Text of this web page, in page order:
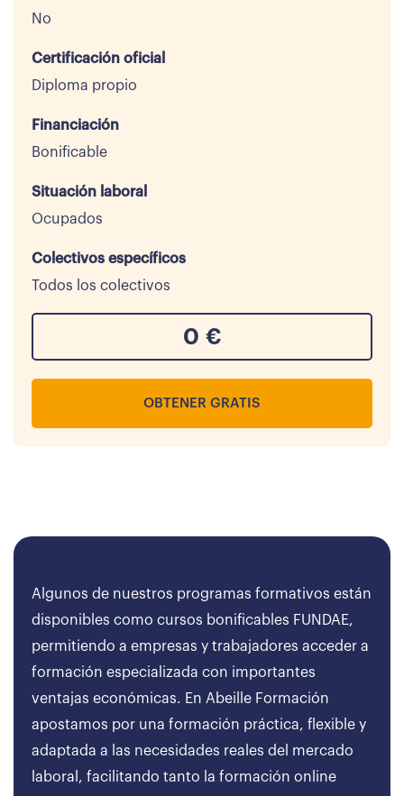
No
Certificación oficial
Diploma propio
Financiación
Bonificable
Situación laboral
Ocupados
Colectivos específicos
Todos los colectivos
0 €
OBTENER GRATIS
Algunos de nuestros programas formativos están
disponibles como cursos bonificables FUNDAE,
permitiendo a empresas y trabajadores acceder a
formación especializada con importantes
ventajas económicas. En Abeille Formación
apostamos por una formación práctica, flexible y
adaptada a las necesidades reales del mercado
laboral, facilitando tanto la formación online